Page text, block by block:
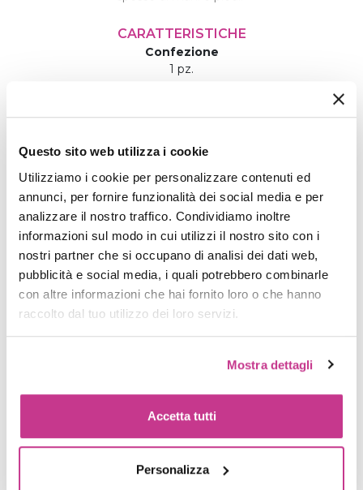
Questo sito web utilizza i cookie
Utilizziamo i cookie per personalizzare contenuti ed
annunci, per fornire funzionalità dei social media e per
analizzare il nostro traffico. Condividiamo inoltre
informazioni sul modo in cui utilizzi il nostro sito con i
nostri partner che si occupano di analisi dei dati web,
pubblicità e social media, i quali potrebbero combinarle
con altre informazioni che hai fornito loro o che hanno
raccolto dal tuo utilizzo dei loro servizi.
Mostra dettagli
Accetta tutti
Personalizza
CARATTERISTICHE
Confezione
1 pz.
Disegnato in Italia e realizzato in Paesi extra UE
Utilizzo
Prodotto per uso professionale
€ 16,99
Quantità